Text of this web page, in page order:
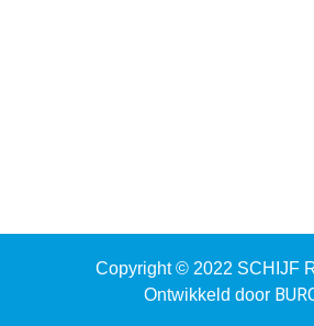
Copyright © 2022 SCHIJF
Ontwikkeld door